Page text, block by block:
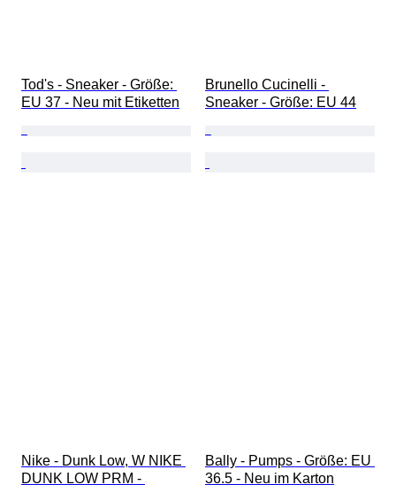
Tod's - Sneaker - Größe:
EU 37 - Neu mit Etiketten
Brunello Cucinelli -
Sneaker - Größe: EU 44
Nike - Dunk Low, W NIKE
DUNK LOW PRM -
Bally - Pumps - Größe: EU
36.5 - Neu im Karton